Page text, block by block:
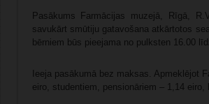
Pasākums Farmācijas muzejā, Rīgā,
savukārt smūtiju gatavošana atkārtotos
bērniem būs pieejama no pulksten 16.00
Ieeja pasākumā bez maksas. Apmeklējot
eiro, studentiem, pensionāriem – 1,14 eiro,